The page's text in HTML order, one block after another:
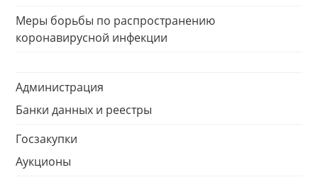
Меры борьбы по распространению
коронавирусной инфекции
Администрация
Банки данных и реестры
Госзакупки
Аукционы